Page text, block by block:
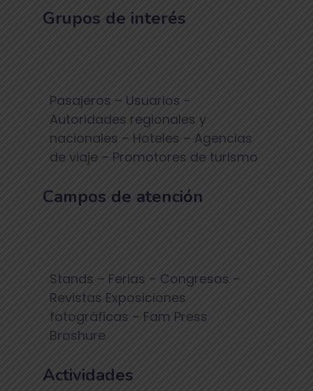
Grupos de interés
Pasajeros – Usuarios -
Autoridades regionales y
nacionales – Hoteles – Agencias
de viaje – Promotores de turismo
Campos de atención
Stands – Ferias – Congresos –
Revistas Exposiciones
fotográficas – Fam Press
Broshure
Actividades